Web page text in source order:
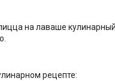
на лаваше
рецепте: